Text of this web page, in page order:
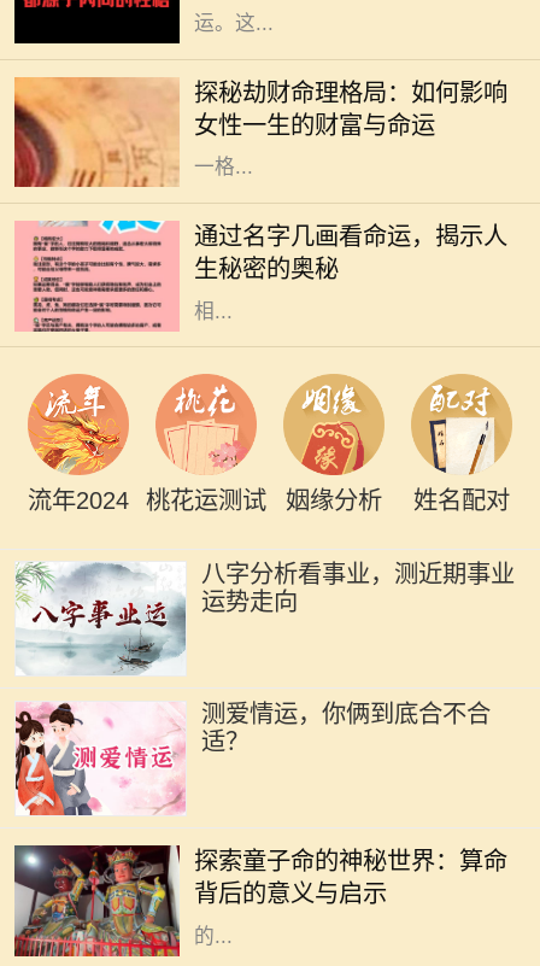
运。这...
探秘劫财命理格局：如何影响
女性一生的财富与命运
在命理学中，劫财格局常常被视为一
种特殊的命理趋势，尤其对女性而
言，它不仅影响着她的财富，还深刻
影响着她的生活与人际关系。了解这
一格...
通过名字几画看命运，揭示人
生秘密的奥秘
在中华文化中，名字不仅承载了父母
的期望和美好寓意，更在某种程度上
与一个人的命运息息相关。特别是名
字的笔画数，常被认为与其五行属性
相...
流年2024 桃花运测试 姻缘分析 姓名配对
八字分析看事业，测近期事业
运势走向
测爱情运，你俩到底合不合
适？
探索童子命的神秘世界：算命
背后的意义与启示
而神秘的艺术，涉及到命理、五行、
阴阳等多种哲学原理。童子命，作为
其中的一个重要概念，常常引发人们
的...
在中国传统文化中，命理学是一门博